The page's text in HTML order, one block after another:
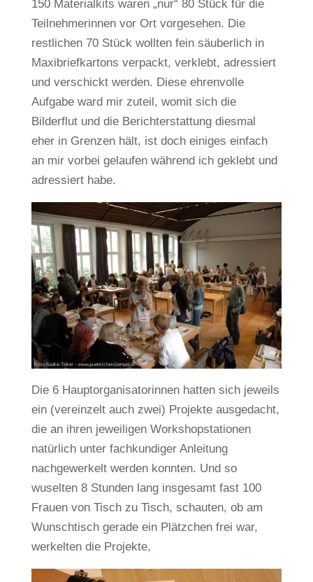
150 Materialkits waren „nur“ 80 Stück für die
Teilnehmerinnen vor Ort vorgesehen. Die
restlichen 70 Stück wollten fein säuberlich in
Maxibriefkartons verpackt, verklebt, adressiert
und verschickt werden. Diese ehrenvolle
Aufgabe ward mir zuteil, womit sich die
Bilderflut und die Berichterstattung diesmal
eher in Grenzen hält, ist doch einiges einfach
an mir vorbei gelaufen während ich geklebt und
adressiert habe.
Die 6 Hauptorganisatorinnen hatten sich jeweils
ein (vereinzelt auch zwei) Projekte ausgedacht,
die an ihren jeweiligen Workshopstationen
natürlich unter fachkundiger Anleitung
nachgewerkelt werden konnten. Und so
wuselten 8 Stunden lang insgesamt fast 100
Frauen von Tisch zu Tisch, schauten, ob am
Wunschtisch gerade ein Plätzchen frei war,
werkelten die Projekte,